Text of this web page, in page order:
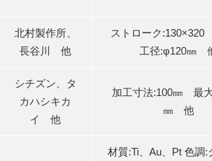
北村製作所、
長谷川 他
ストローク
工径:φ120㎜
シチズン、タ
カハシキカ
イ 他
加工寸法:100㎜ 最
㎜ 他
材質:Ti、Au、Pt 色調: